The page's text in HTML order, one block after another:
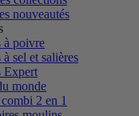
nouveautés
à poivre
sel et salières
Expert
monde
2 en 1